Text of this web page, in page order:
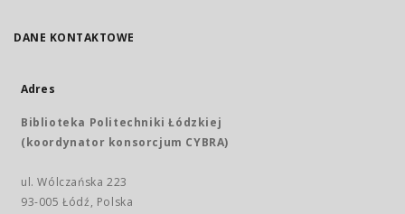
DANE KONTAKTOWE
Adres
Biblioteka Politechniki Łódzkiej
(koordynator konsorcjum CYBRA)
ul. Wólczańska 223
93-005 Łódź, Polska